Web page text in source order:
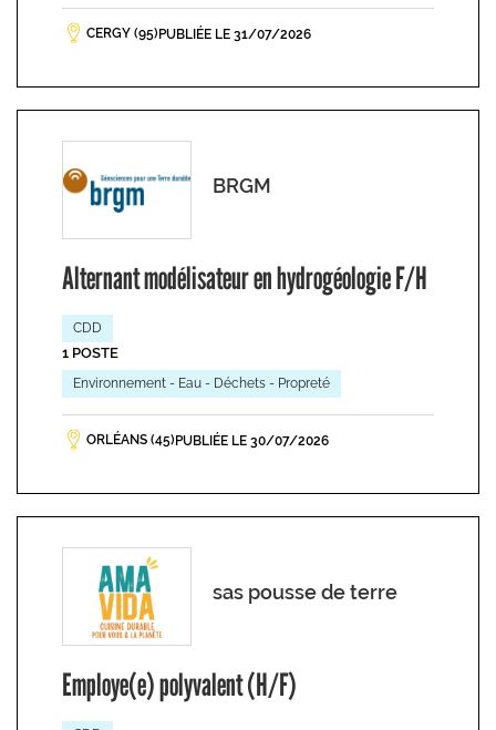
CERGY (95) PUBLIÉE LE 31/07/2026
BRGM
Alternant modélisateur en hydrogéologie F/H
CDD
1 POSTE
Environnement - Eau - Déchets - Propreté
ORLÉANS (45) PUBLIÉE LE 30/07/2026
sas pousse de terre
Employe(e) polyvalent (H/F)